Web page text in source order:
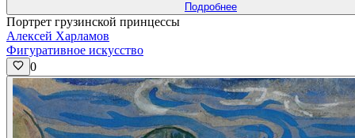
Подробнее
Портрет грузинской принцессы
Алексей Харламов
Фигуративное искусство
0